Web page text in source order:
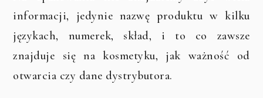
informacji, jedynie nazwę produktu w kilku
językach, numerek, skład, i to co zawsze
znajduje się na kosmetyku, jak ważność od
otwarcia czy dane dystrybutora.